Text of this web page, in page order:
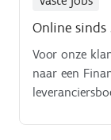
Online sinds
Voor onze
naar een
opvolging